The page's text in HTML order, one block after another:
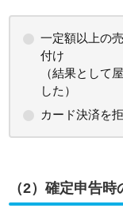
一定額以上の
付け
（結果として
した）
カード決済を
（2）確定申告